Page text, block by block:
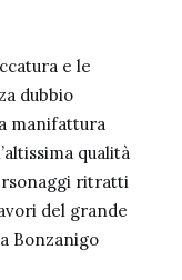
e le
dubbio
manifattura
qualità
ritratti
del grande
Bonzanigo